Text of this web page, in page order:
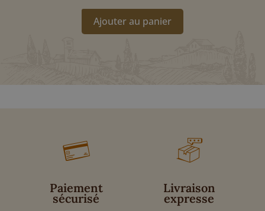
Ajouter au panier
Paiement
sécurisé
Livraison
expresse